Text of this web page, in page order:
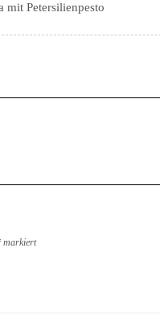
mit Petersilienpesto
markiert